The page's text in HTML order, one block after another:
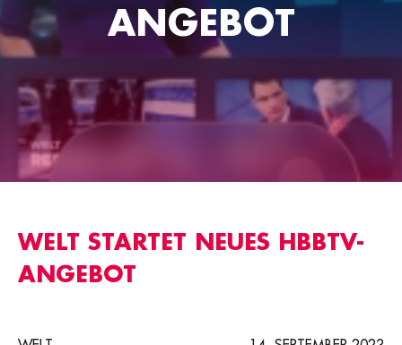
ANGEBOT
WELT STARTET NEUES HBBTV-
ANGEBOT